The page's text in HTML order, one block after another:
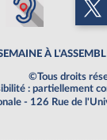
À
©Tous droits
: partiellement
- 126 Rue de